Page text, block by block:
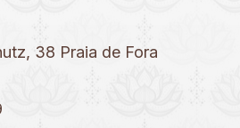
38 Praia de Fora